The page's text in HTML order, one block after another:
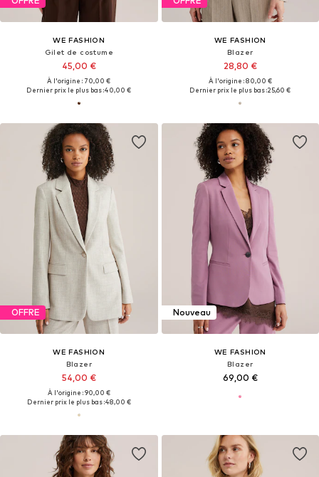
WE FASHION
Gilet de costume
45,00 €
À l'origine : 70,00 €
Dernier prix le plus bas :40,00 €
WE FASHION
Blazer
28,80 €
À l'origine : 80,00 €
Dernier prix le plus bas :25,60 €
OFFRE
WE FASHION
Blazer
54,00 €
À l'origine : 90,00 €
Dernier prix le plus bas :48,00 €
Nouveau
WE FASHION
Blazer
69,00 €